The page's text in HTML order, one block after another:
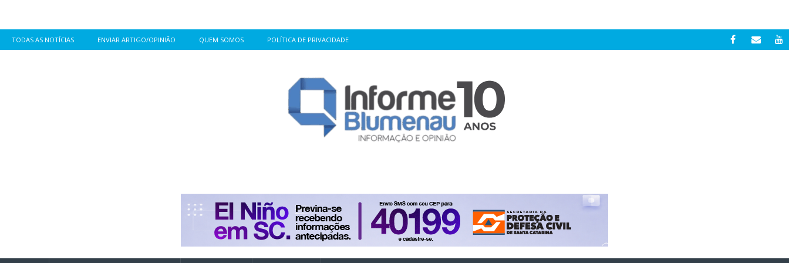
TODAS AS NOTÍCIAS ENVIAR ARTIGO/OPINIÃO QUEM SOMOS POLÍTICA DE PRIVACIDADE